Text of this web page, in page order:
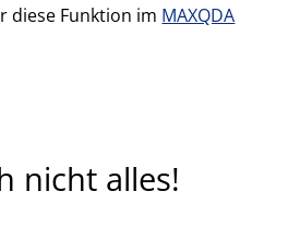
diese Funktion im MAXQDA
nicht alles!